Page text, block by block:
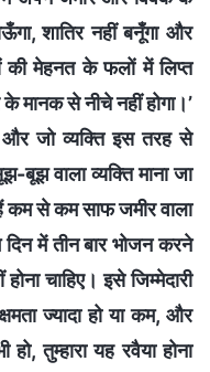
शातिर नहीं बनूँगा और
की मेहनत के फलों में लिप्त
मानक से नीचे नहीं होगा।’
जो व्यक्ति इस तरह से
बूझ वाला व्यक्ति माना जा
कम से कम साफ जमीर वाला
में तीन बार भोजन करने
चाहिए। इसे जिम्मेदारी
ज्यादा हो या कम, और
तुम्हारा यह रवैया होना